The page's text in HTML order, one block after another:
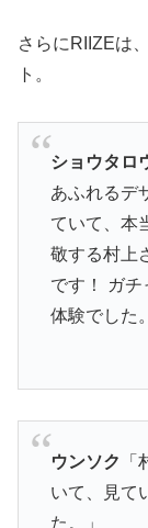
さらにRIIZEは
ト。
ショウタロ
あふれるデ
ていて、本
敬する村上
です！ ガ
体験でした
ウンソク
いて、見て
た。」